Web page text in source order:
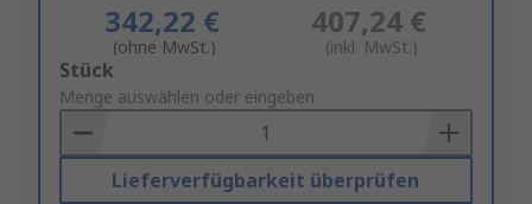
342,22 €
(ohne MwSt.)
407,24 €
(inkl. MwSt.)
Add
to
Basket
Stück
Menge auswählen oder eingeben
Lieferverfügbarkeit überprüfen